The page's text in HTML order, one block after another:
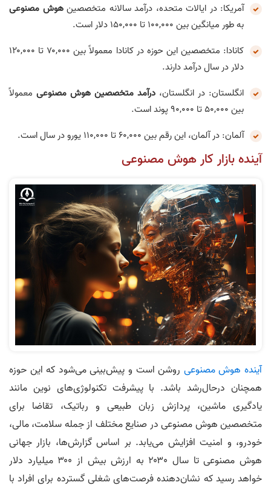
آمریکا: در ایالات متحده، درآمد سالانه متخصصینهوش مصنوعی
به طور میانگین بین ۱۰۰,۰۰۰ تا ۱۵۰,۰۰۰ دلار است.
کانادا: متخصصین این حوزه در کانادا معمولاً بین ۷۰,۰۰۰ تا ۱۲۰,۰۰۰
دلار در سال درآمد دارند.
انگلستان: در انگلستان، درآمد متخصصین هوش مصنوعی معمولاً
بین ۵۰,۰۰۰ تا ۹۰,۰۰۰ پوند است.
آلمان: در آلمان، این رقم بین ۶۰,۰۰۰ تا ۱۱۰,۰۰۰ یورو در سال است.
آینده بازار کار هوش مصنوعی
آینده هوش مصنوعی روشن است و پیش‌بینی می‌شود که این حوزه
همچنان درحال‌رشد باشد. با پیشرفت تکنولوژی‌های نوین مانند
یادگیری ماشین، پردازش زبان طبیعی و رباتیک، تقاضا برای
متخصصین هوش مصنوعی در صنایع مختلف از جمله سلامت، مالی،
خودرو، و امنیت افزایش می‌یابد. بر اساس گزارش‌ها، بازار جهانی
هوش مصنوعی تا سال ۲۰۳۰ به ارزش بیش از ۳۰۰ میلیارد دلار
خواهد رسید که نشان‌دهنده فرصت‌های شغلی گسترده برای افراد با